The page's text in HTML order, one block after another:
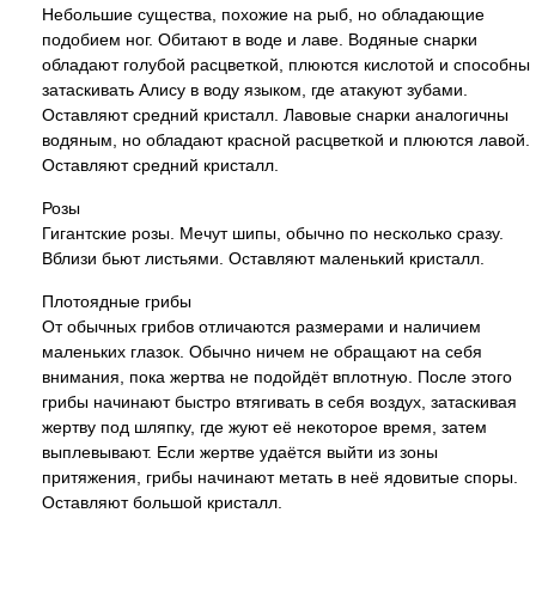
Небольшие существа, похожие на рыб, но обладающие
подобием ног. Обитают в воде и лаве. Водяные снарки
обладают голубой расцветкой, плюются кислотой и способны
затаскивать Алису в воду языком, где атакуют зубами.
Оставляют средний кристалл. Лавовые снарки аналогичны
водяным, но обладают красной расцветкой и плюются лавой.
Оставляют средний кристалл.
Розы
Гигантские розы. Мечут шипы, обычно по несколько сразу.
Вблизи бьют листьями. Оставляют маленький кристалл.
Плотоядные грибы
От обычных грибов отличаются размерами и наличием
маленьких глазок. Обычно ничем не обращают на себя
внимания, пока жертва не подойдёт вплотную. После этого
грибы начинают быстро втягивать в себя воздух, затаскивая
жертву под шляпку, где жуют её некоторое время, затем
выплевывают. Если жертве удаётся выйти из зоны
притяжения, грибы начинают метать в неё ядовитые споры.
Оставляют большой кристалл.